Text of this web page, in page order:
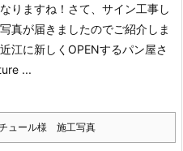
りますね！ さて、サイン工事し
真が届きましたのでご紹介しま
江に新しくOPENするパン屋さ
...
ュール様 施工写真